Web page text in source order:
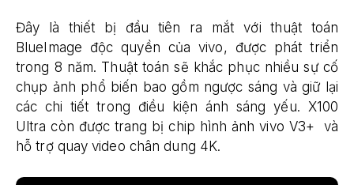
Đây là thiết bị đầu tiên ra mắt với thuật toán
BlueImage độc quyền của vivo, được phát triển
trong 8 năm. Thuật toán sẽ khắc phục nhiều sự cố
chụp ảnh phổ biến bao gồm ngược sáng và giữ lại
các chi tiết trong điều kiện ánh sáng yếu. X100
Ultra còn được trang bị chip hình ảnh vivo V3+ và
hỗ trợ quay video chân dung 4K.